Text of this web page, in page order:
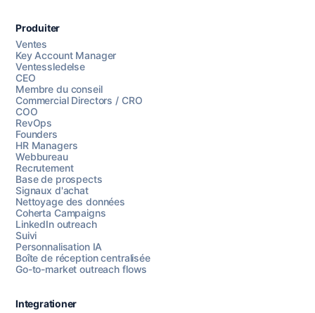
Produiter
Ventes
Key Account Manager
Ventessledelse
CEO
Membre du conseil
Commercial Directors / CRO
COO
RevOps
Founders
HR Managers
Webbureau
Recrutement
Base de prospects
Signaux d'achat
Nettoyage des données
Coherta Campaigns
LinkedIn outreach
Suivi
Personnalisation IA
Boîte de réception centralisée
Go-to-market outreach flows
Integrationer